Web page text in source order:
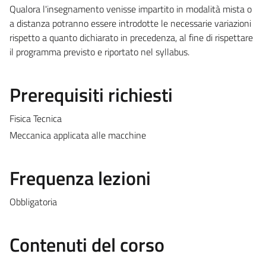
Qualora l'insegnamento venisse impartito in modalità mista o
a distanza potranno essere introdotte le necessarie variazioni
rispetto a quanto dichiarato in precedenza, al fine di rispettare
il programma previsto e riportato nel syllabus.
Prerequisiti richiesti
Fisica Tecnica
Meccanica applicata alle macchine
Frequenza lezioni
Obbligatoria
Contenuti del corso